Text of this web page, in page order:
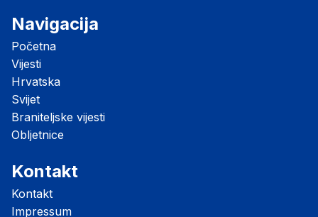
Navigacija
Početna
Vijesti
Hrvatska
Svijet
Braniteljske vijesti
Obljetnice
Kontakt
Kontakt
Impressum